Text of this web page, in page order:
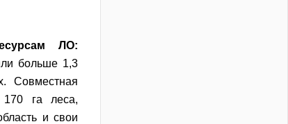
ЛО:
больше 1,3
Совместная
170 га леса,
и свои